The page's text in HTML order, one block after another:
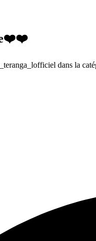
dans la